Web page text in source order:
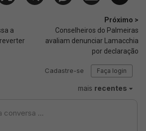
a
Próximo >
Conselheiros do Palmeiras
avaliam denunciar Lamacchia
por declaração